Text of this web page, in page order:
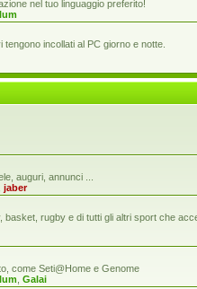
nel tuo linguaggio preferito!
incollati al PC giorno e notte.
auguri, annunci ...
jaber
basket, rugby e di tutti gli altri sport che
come Seti@Home e Genome
Galai